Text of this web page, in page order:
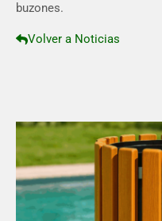
buzones.
Volver a Noticias